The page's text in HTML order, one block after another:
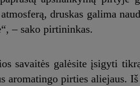
druskas galima
– sako pirtininkas.
savaitės galėsite įsigyti
aromatingo pirties aliejaus.